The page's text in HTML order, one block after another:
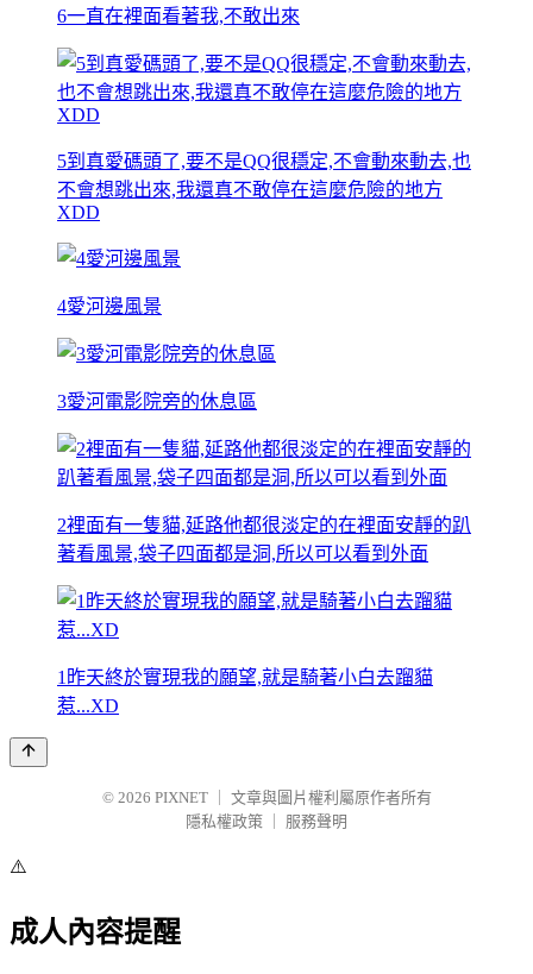
6一直在裡面看著我,不敢出來
5到真愛碼頭了,要不是QQ很穩定,不會動來動去,也
不會想跳出來,我還真不敢停在這麼危險的地方
XDD
4愛河邊風景
3愛河電影院旁的休息區
2裡面有一隻貓,延路他都很淡定的在裡面安靜的趴
著看風景,袋子四面都是洞,所以可以看到外面
1昨天終於實現我的願望,就是騎著小白去蹓貓
惹...XD
© 2026 PIXNET
文章與圖片權利屬原作者所有
隱私權政策
服務聲明
⚠️
成人內容提醒